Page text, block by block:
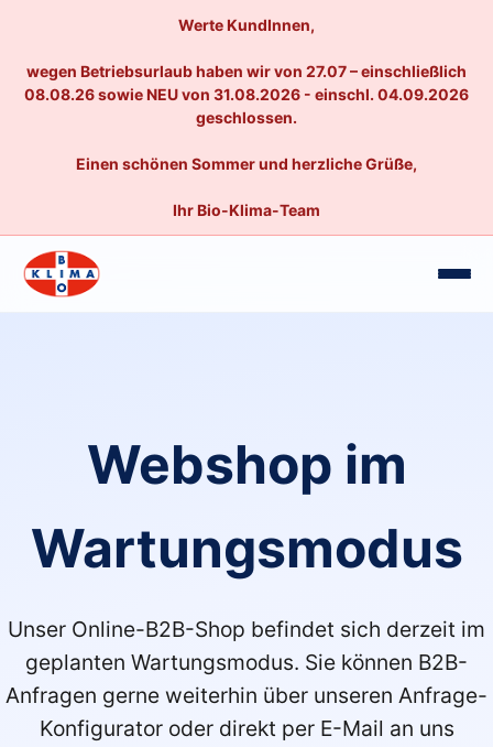
Werte KundInnen,
wegen Betriebsurlaub haben wir von 27.07 – einschließlich
08.08.26 sowie NEU von 31.08.2026 - einschl. 04.09.2026
geschlossen.
Einen schönen Sommer und herzliche Grüße,
Ihr Bio-Klima-Team
Webshop im
Wartungsmodus
Unser Online-B2B-Shop befindet sich derzeit im
geplanten Wartungsmodus. Sie können B2B-
Anfragen gerne weiterhin über unseren Anfrage-
Konfigurator oder direkt per E-Mail an uns